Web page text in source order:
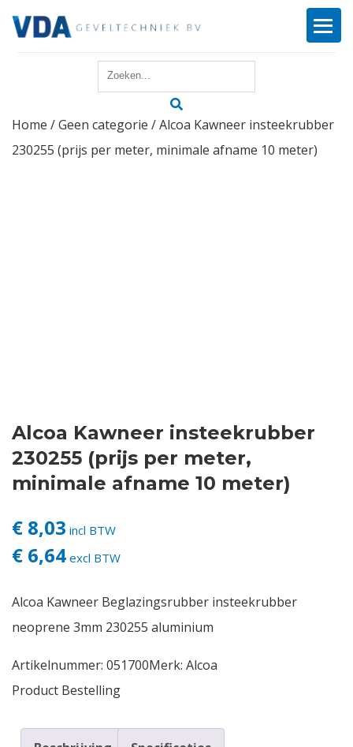
Reparatie
Login
Vacatures
Home /Geen categorie / Alcoa Kawneer insteekrubber
230255 (prijs per meter, minimale afname 10 meter)
Alcoa Kawneer insteekrubber
230255 (prijs per meter,
minimale afname 10 meter)
€ 8,03 incl BTW
€ 6,64 excl BTW
Alcoa Kawneer Beglazingsrubber insteekrubber
neoprene 3mm 230255 aluminium
Artikelnummer: 051700Merk: Alcoa
Product Bestelling